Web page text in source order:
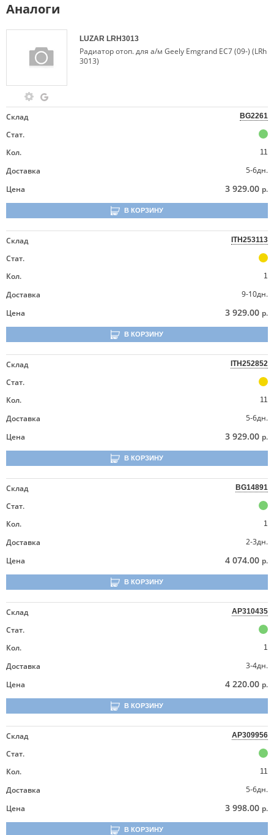
Аналоги
LUZAR LRH3013
Радиатор отоп. для а/м Geely Emgrand EC7 (09-) (LRh
3013)
Склад BG2261
Стат.
Кол.
11
Доставка
5-6дн.
Цена
3 929.00 р.
В КОРЗИНУ
Склад ITH253113
Стат.
Кол.
1
Доставка
9-10дн.
Цена
3 929.00 р.
В КОРЗИНУ
Склад ITH252852
Стат.
Кол.
11
Доставка
5-6дн.
Цена
3 929.00 р.
В КОРЗИНУ
Склад BG14891
Стат.
Кол.
1
Доставка
2-3дн.
Цена
4 074.00 р.
В КОРЗИНУ
Склад AP310435
Стат.
Кол.
1
Доставка
3-4дн.
Цена
4 220.00 р.
В КОРЗИНУ
Склад AP309956
Стат.
Кол.
11
Доставка
5-6дн.
Цена
3 998.00 р.
В КОРЗИНУ